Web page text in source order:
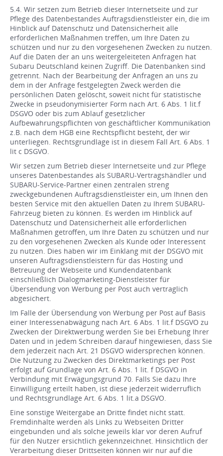
5.4. Wir setzen zum Betrieb dieser Internetseite und zur
Pflege des Datenbestandes Auftragsdienstleister ein, die im
Hinblick auf Datenschutz und Datensicherheit alle
erforderlichen Maßnahmen treffen, um Ihre Daten zu
schützen und nur zu den vorgesehenen Zwecken zu nutzen.
Auf die Daten der an uns weitergeleiteten Anfragen hat
Subaru Deutschland keinen Zugriff. Die Datenbanken sind
getrennt. Nach der Bearbeitung der Anfragen an uns zu
dem in der Anfrage festgelegten Zweck werden die
persönlichen Daten gelöscht, soweit nicht für statistische
Zwecke in pseudonymisierter Form nach Art. 6 Abs. 1 lit.f
DSGVO oder bis zum Ablauf gesetzlicher
Aufbewahrungspflichten von geschäftlicher Kommunikation
z.B. nach dem HGB eine Rechtspflicht besteht, der wir
unterliegen. Rechtsgrundlage ist in diesem Fall Art. 6 Abs. 1
lit c DSGVO.
Wir setzen zum Betrieb dieser Internetseite und zur Pflege
unseres Datenbestandes als SUBARU-Vertragshändler und
SUBARU-Service-Partner einen zentralen streng
zweckgebundenen Auftragsdienstleister ein, um Ihnen den
besten Service mit den aktuellen Daten zu Ihrem SUBARU-
Fahrzeug bieten zu können. Es werden im Hinblick auf
Datenschutz und Datensicherheit alle erforderlichen
Maßnahmen getroffen, um Ihre Daten zu schützen und nur
zu den vorgesehenen Zwecken als Kunde oder Interessent
zu nutzen. Dies haben wir im Einklang mit der DSGVO mit
unseren Auftragsdienstleistern für das Hosting und
Betreuung der Webseite und Kundendatenbank
einschließlich Dialogmarketing-Dienstleister für
Übersendung von Werbung per Post auch vertraglich
abgesichert.
Im Falle der Übersendung von Werbung per Post auf Basis
einer Interessenabwägung nach Art. 6 Abs. 1 lit.f DSGVO zu
Zwecken der Direktwerbung werden Sie bei Erhebung Ihrer
Daten und in jedem Schreiben darauf hingewiesen, dass Sie
dem jederzeit nach Art. 21 DSGVO widersprechen können.
Die Nutzung zu Zwecken des Direktmarketings per Post
erfolgt auf Grundlage von Art. 6 Abs. 1 lit. f DSGVO in
Verbindung mit Erwägungsgrund 70. Falls Sie dazu Ihre
Einwilligung erteilt haben, ist diese jederzeit widerruflich
und Rechtsgrundlage Art. 6 Abs. 1 lit.a DSGVO.
Eine sonstige Weitergabe an Dritte findet nicht statt.
Fremdinhalte werden als Links zu Webseiten Dritter
eingebunden und als solche jeweils klar vor deren Aufruf
für den Nutzer ersichtlich gekennzeichnet. Hinsichtlich der
Verarbeitung dieser Drittseiten können wir nur auf die